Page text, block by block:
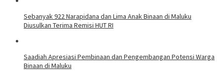
Sebanyak 922 Narapidana dan Lima Anak Binaan di Maluku
Diusulkan Terima Remisi HUT RI
Saadiah Apresiasi Pembinaan dan Pengembangan Potensi Warga
Binaan di Maluku